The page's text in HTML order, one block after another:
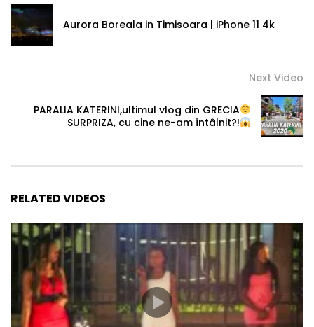
Aurora Boreala in Timisoara | iPhone 11 4k
Next Video
PARALIA KATERINI,ultimul vlog din GRECIA
SURPRIZA, cu cine ne-am întâlnit?!
RELATED VIDEOS